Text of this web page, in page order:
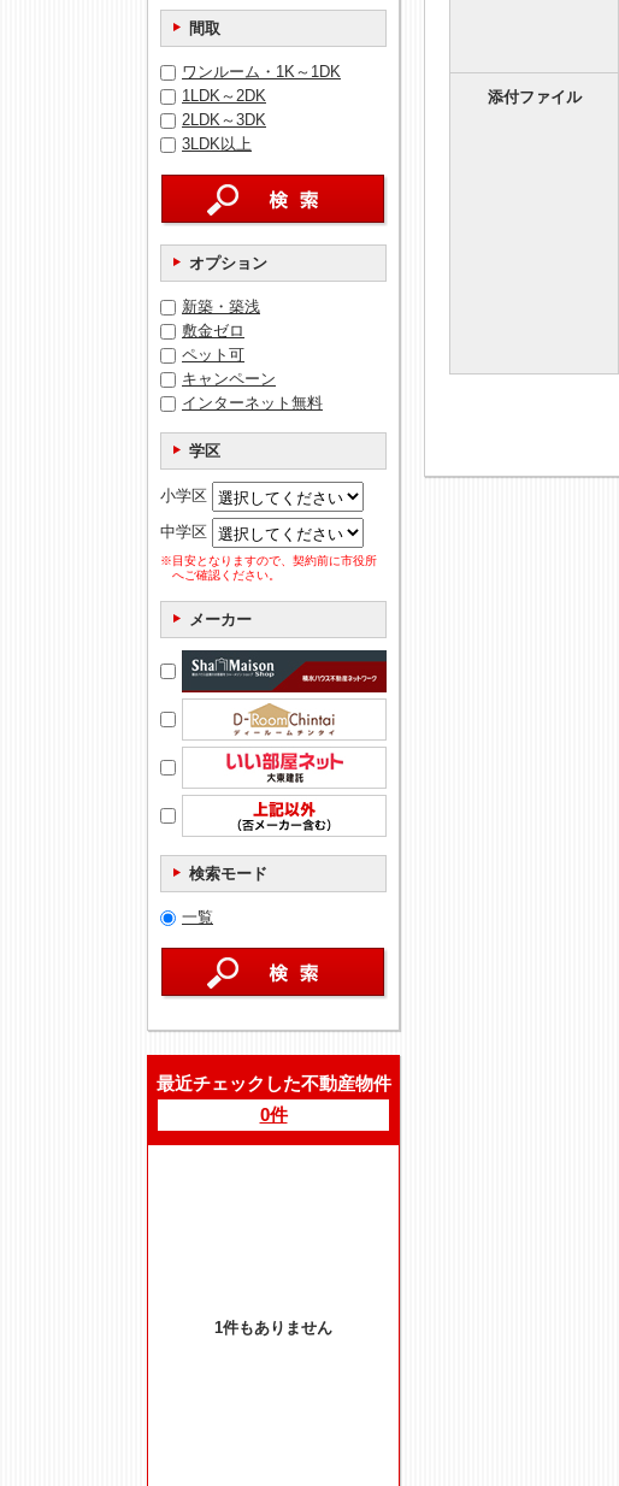
間取
ワンルーム・1K～1DK
1LDK～2DK
2LDK～3DK
3LDK以上
オプション
新築・築浅
敷金ゼロ
ペット可
キャンペーン
インターネット無料
学区
小学区
中学区
※目安となりますので、契約前に市役所
へご確認ください。
メーカー
検索モード
一覧
最近チェックした不動産物件
0件
1件もありません
添付ファイル